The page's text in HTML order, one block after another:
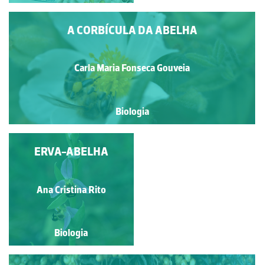
A CORBÍCULA DA ABELHA
Carla Maria Fonseca Gouveia
Biologia
PROCESSO DE
POLINIZAÇÃO
Beatriz Mendes da Silva
Biologia
ERVA-ABELHA
Ana Cristina Rito
Biologia